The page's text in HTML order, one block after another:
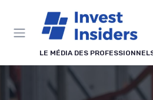
LE MÉDIA DES